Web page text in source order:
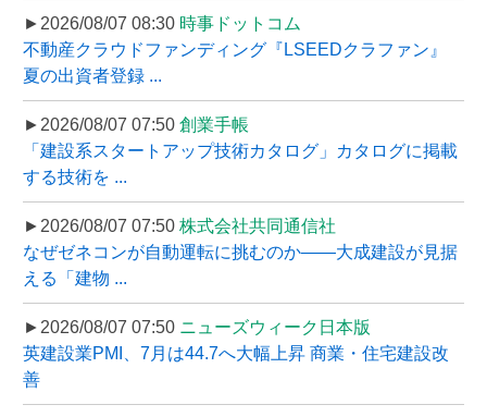
►2026/08/07 08:30 時事ドットコム
不動産クラウドファンディング『LSEEDクラファン』
夏の出資者登録 ...
►2026/08/07 07:50 創業手帳
「建設系スタートアップ技術カタログ」カタログに掲載
する技術を ...
►2026/08/07 07:50 株式会社共同通信社
なぜゼネコンが自動運転に挑むのか――大成建設が見据
える「建物 ...
►2026/08/07 07:50 ニューズウィーク日本版
英建設業PMI、7月は44.7へ大幅上昇 商業・住宅建設改
善